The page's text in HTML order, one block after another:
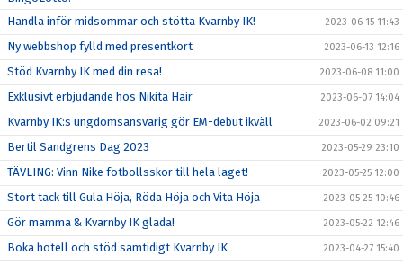
Handla inför midsommar och stötta Kvarnby IK! 2023-06-15 11:43
Ny webbshop fylld med presentkort 2023-06-13 12:16
Stöd Kvarnby IK med din resa! 2023-06-08 11:00
Exklusivt erbjudande hos Nikita Hair 2023-06-07 14:04
Kvarnby IK:s ungdomsansvarig gör EM-debut ikväll 2023-06-02 09:21
Bertil Sandgrens Dag 2023 2023-05-29 23:10
TÄVLING: Vinn Nike fotbollsskor till hela laget! 2023-05-25 12:00
Stort tack till Gula Höja, Röda Höja och Vita Höja 2023-05-25 10:46
Gör mamma & Kvarnby IK glada! 2023-05-22 12:46
Boka hotell och stöd samtidigt Kvarnby IK 2023-04-27 15:40